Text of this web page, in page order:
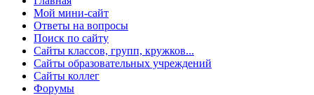
Мой мини-сайт
Ответы на вопросы
Поиск по сайту
Сайты классов, групп, кружков...
Сайты образовательных учреждений
Сайты коллег
Форумы